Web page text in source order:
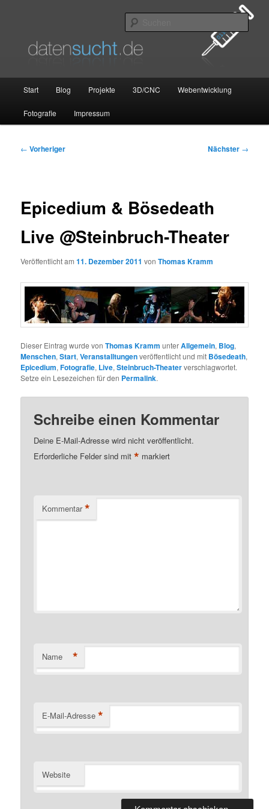
springendatensucht.de
Start Blog Projekte 3D/CNC Webentwicklung
Fotografie Impressum
Beitragsnavigation
← Vorheriger Nächster →
Epicedium & Bösedeath
Live @Steinbruch-Theater
Veröffentlicht am11. Dezember 2011 vonThomas Kramm
Dieser Eintrag wurde vonThomas Kramm unterAllgemein, Blog,
Menschen,Start,Veranstalltungenveröffentlicht und mit Bösedeath,
Epicedium,Fotografie, Live,Steinbruch-Theaterverschlagwortet.
Setze ein Lesezeichen für den Permalink.
Schreibe einen Kommentar
Deine E-Mail-Adresse wird nicht veröffentlicht.
Erforderliche Felder sind mit* markiert
Kommentar *
Name *
E-Mail-Adresse *
Website